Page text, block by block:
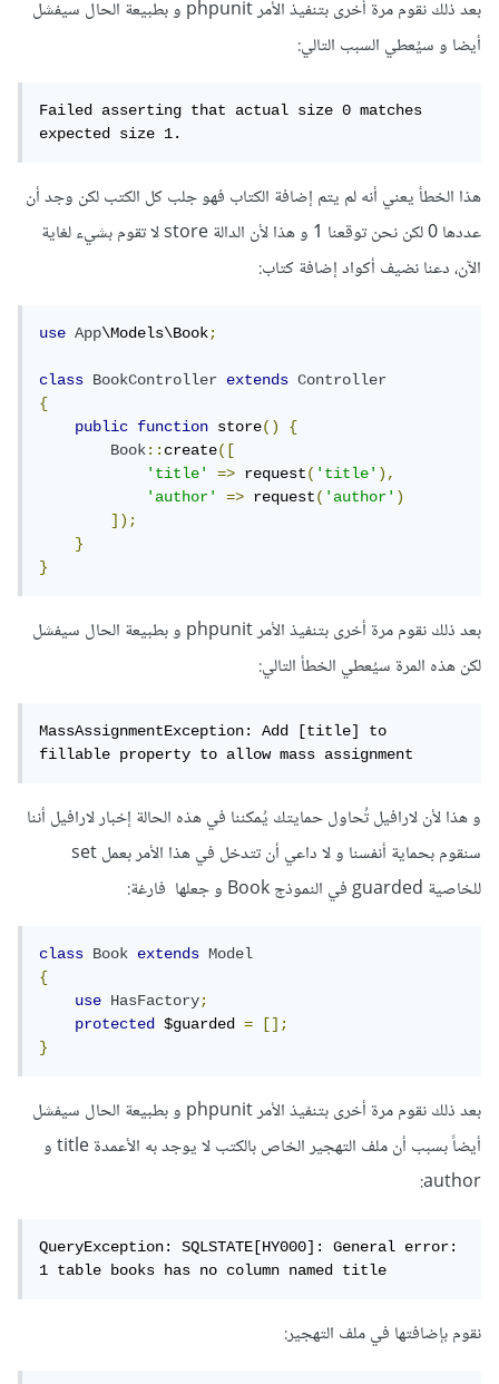
بعد ذلك نقوم مرة أخرى بتنفيذ الأمر phpunit و بطبيعة الحال سيفشل
أيضا و سيُعطي السبب التالي:
Failed asserting that actual size 0 matches
expected size 1.
هذا الخطأ يعني أنه لم يتم إضافة الكتاب فهو جلب كل الكتب لكن وجد أن
عددها 0 لكن نحن توقعنا 1 و هذا لأن الدالة store لا تقوم بشيء لغاية
الآن، دعنا نضيف أكواد إضافة كتاب:
use App\Models\Book;
class BookController extends
Controller
{
public
function store()
{
Book::create([
'title'
=> request('title'),
'author'
=> request('author')
]);
}
}
بعد ذلك نقوم مرة أخرى بتنفيذ الأمر phpunit و بطبيعة الحال سيفشل
لكن هذه المرة سيُعطي الخطأ التالي:
MassAssignmentException: Add [title] to
fillable property to allow mass assignment
و هذا لأن لارافيل تُحاول حمايتك يُمكننا في هذه الحالة إخبار لارافيل أننا
سنقوم بحماية أنفسنا و لا داعي أن تتدخل في هذا الأمر بعمل set
للخاصية guarded في النموذج Book و جعلها فارغة:
class Book extends
Model
{
use
HasFactory;
protected $guarded =
[];
}
بعد ذلك نقوم مرة أخرى بتنفيذ الأمر phpunit و بطبيعة الحال سيفشل
أيضاً بسبب أن ملف التهجير الخاص بالكتب لا يوجد به الأعمدة title و
author:
QueryException: SQLSTATE[HY000]: General error:
1 table books has no column named title
نقوم بإضافتها في ملف التهجير: